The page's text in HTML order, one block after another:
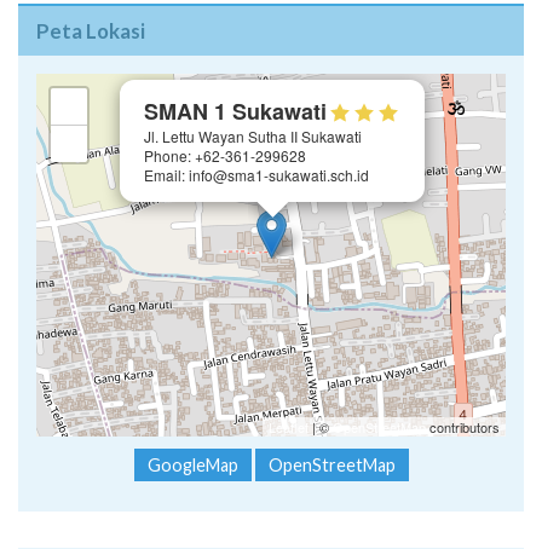
Peta Lokasi
SMAN 1 Sukawati
Jl. Lettu Wayan Sutha II Sukawati
Phone: +62-361-299628
Email: info@sma1-sukawati.sch.id
Leaflet | ©OpenStreetMap contributors
GoogleMap OpenStreetMap